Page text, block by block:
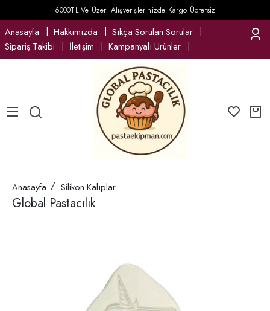
6000TL Ve Üzeri Alışverişlerinizde Kargo Ücretsiz
Anasayfa Hakkımızda
Sıkça Sorulan Sorular
Sipariş Takibi
İletişim Kampanyalı Ürünler
Anasayfa Silikon Kalıplar
Global Pastacılık